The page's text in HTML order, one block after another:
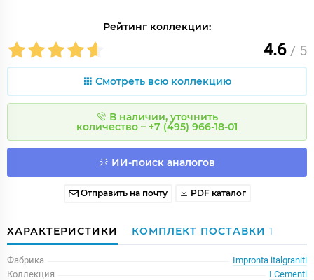
Рейтинг коллекции:
4.6 / 5
Смотреть всю коллекцию
В наличии, уточнить
количество – +7 (495) 966-18-01
ИИ-поиск аналогов
Отправить на почту PDF каталог
ХАРАКТЕРИСТИКИ КОМПЛЕКТ ПОСТАВКИ 1
Фабрика
Impronta italgraniti
Коллекция
I Cementi